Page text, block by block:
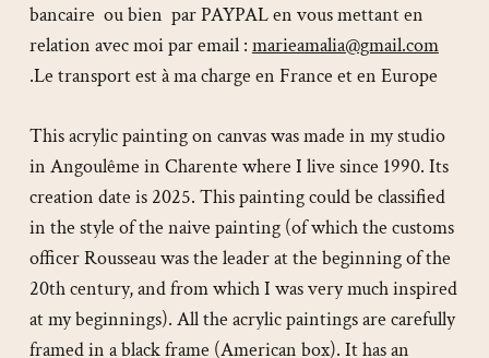
bancaire ou bien par PAYPAL en vous mettant en
relation avec moi par email : marieamalia@gmail.com
.Le transport est à ma charge en France et en Europe
This acrylic painting on canvas was made in my studio
in Angoulême in Charente where I live since 1990. Its
creation date is 2025. This painting could be classified
in the style of the naive painting (of which the customs
officer Rousseau was the leader at the beginning of the
20th century, and from which I was very much inspired
at my beginnings). All the acrylic paintings are carefully
framed in a black frame (American box). It has an